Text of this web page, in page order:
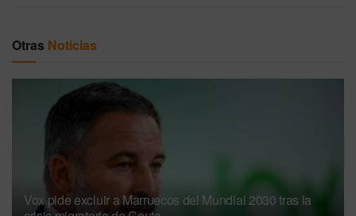
Otras Noticias
Vox pide excluir a Marruecos del Mundial 2030 tras la